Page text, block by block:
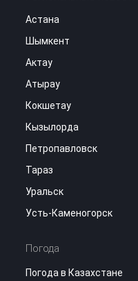
Астана
Шымкент
Актау
Атырау
Кокшетау
Кызылорда
Петропавловск
Тараз
Уральск
Усть-Каменогорск
Погода
Погода в Казахстане